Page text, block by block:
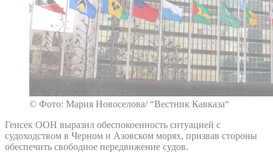
© Фото: Мария Новоселова/ “Вестник Кавказа“
Генсек ООН выразил обеспокоенность ситуацией с
судоходством в Черном и Азовском морях, призвав стороны
обеспечить свободное передвижение судов.